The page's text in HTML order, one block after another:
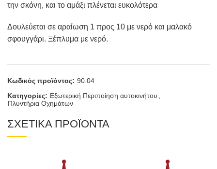
την σκόνη, και το αμάξι πλένεται ευκολότερα
Δουλεύεται σε αραίωση 1 προς 10 με νερό και μαλακό
σφουγγάρι. Ξέπλυμα με νερό.
Κωδικός προϊόντος: 90.04
Κατηγορίες: Εξωτερική Περιποίηση αυτοκινήτου
Πλυντήρια Οχημάτων
ΣΧΕΤΙΚΑ ΠΡΟΪΟΝΤΑ